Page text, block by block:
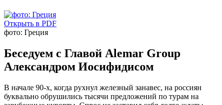
Открыть в PDF
фото: Греция
Беседуем с Главой Alemar Group
Александром Иосифидисом
В начале 90-х, когда рухнул железный занавес, на россиян
буквально обрушились тысячи предложений по турам на